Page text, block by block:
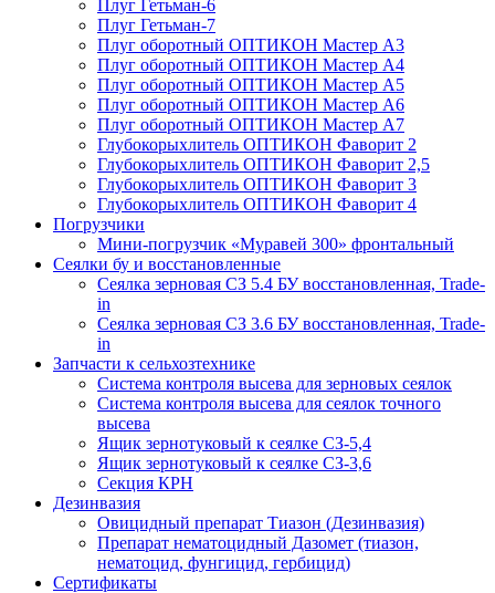
Плуг Гетьман-6
Плуг Гетьман-7
Плуг оборотный ОПТИКОН Мастер А3
Плуг оборотный ОПТИКОН Мастер А4
Плуг оборотный ОПТИКОН Мастер А5
Плуг оборотный ОПТИКОН Мастер А6
Плуг оборотный ОПТИКОН Мастер А7
Глубокорыхлитель ОПТИКОН Фаворит 2
Глубокорыхлитель ОПТИКОН Фаворит 2,5
Глубокорыхлитель ОПТИКОН Фаворит 3
Глубокорыхлитель ОПТИКОН Фаворит 4
Погрузчики
Мини-погрузчик «Муравей 300» фронтальный
Сеялки бу и восстановленные
Сеялка зерновая СЗ 5.4 БУ восстановленная, Trade-
in
Сеялка зерновая СЗ 3.6 БУ восстановленная, Trade-
in
Запчасти к сельхозтехнике
Система контроля высева для зерновых сеялок
Система контроля высева для сеялок точного
высева
Ящик зернотуковый к сеялке СЗ-5,4
Ящик зернотуковый к сеялке СЗ-3,6
Секция КРН
Дезинвазия
Овицидный препарат Тиазон (Дезинвазия)
Препарат нематоцидный Дазомет (тиазон,
нематоцид, фунгицид, гербицид)
Сертификаты